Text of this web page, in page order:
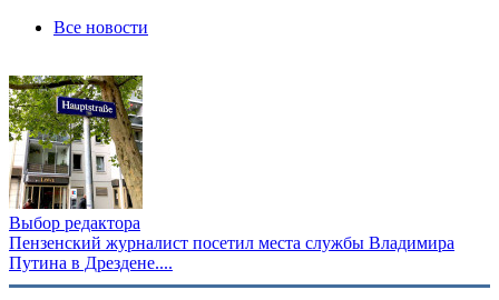
Все новости
Выбор редактора
Пензенский журналист посетил места службы Владимира
Путина в Дрездене....